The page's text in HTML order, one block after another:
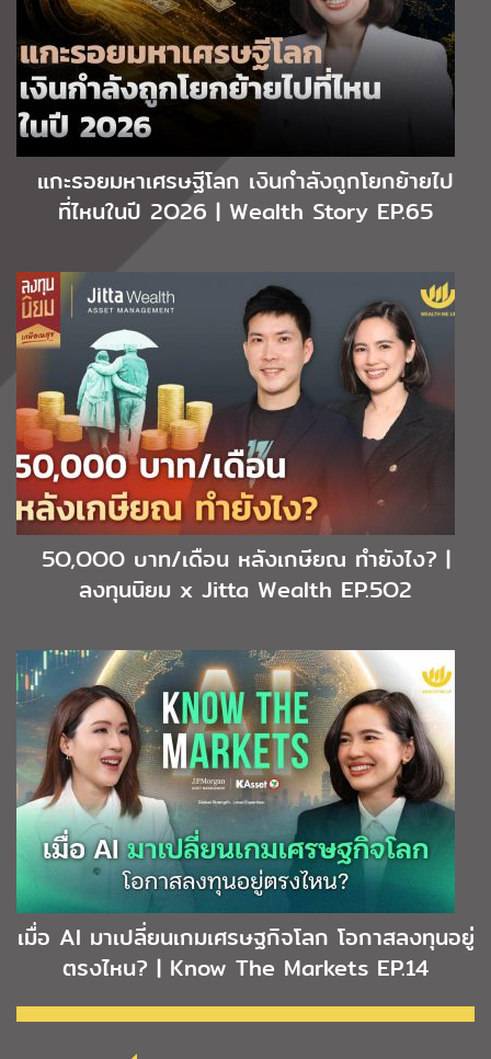
แกะรอยมหาเศรษฐีโลก เงินกำลังถูกโยกย้ายไป
ที่ไหนในปี 2O26 | Wealth Story EP.65
5O,OOO บาท/เดือน หลังเกษียณ ทำยังไง? |
ลงทุนนิยม x Jitta Wealth EP.5O2
เมื่อ AI มาเปลี่ยนเกมเศรษฐกิจโลก โอกาสลงทุนอยู่
ตรงไหน? | Know The Markets EP.14